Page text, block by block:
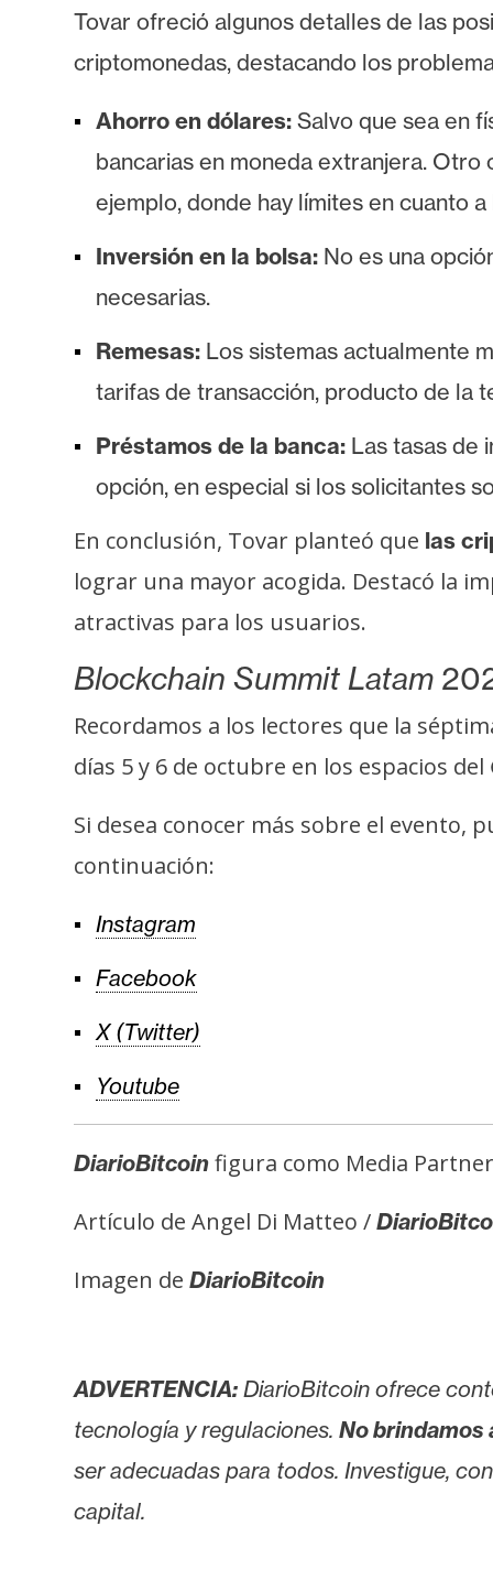
u
r
o
o
a
b
l
i
i
a
d
Tovar ofreció algunos detalles de las
criptomonedas, destacando los
Ahorro en dólares: Salvo que sea en
bancarias en moneda extranjera.
ejemplo, donde hay límites en cuanto
Inversión en la bolsa: No es una
necesarias.
Remesas: Los sistemas actualmente
tarifas de transacción, producto de la
Préstamos de la banca: Las tasas de
opción, en especial si los solicitantes
En conclusión, Tovar planteó que las
lograr una mayor acogida. Destacó la
atractivas para los usuarios.
Blockchain Summit Latam
Recordamos a los lectores que la
días 5 y 6 de octubre en los espacios del
Si desea conocer más sobre el evento,
continuación:
Instagram
Facebook
X (Twitter)
Youtube
DiarioBitcoin figura como Media
Artículo de Angel Di Matteo /
Imagen de DiarioBitcoin
ADVERTENCIA: DiarioBitcoin ofrece
tecnología y regulaciones. No
ser adecuadas para todos. Investigue,
capital.